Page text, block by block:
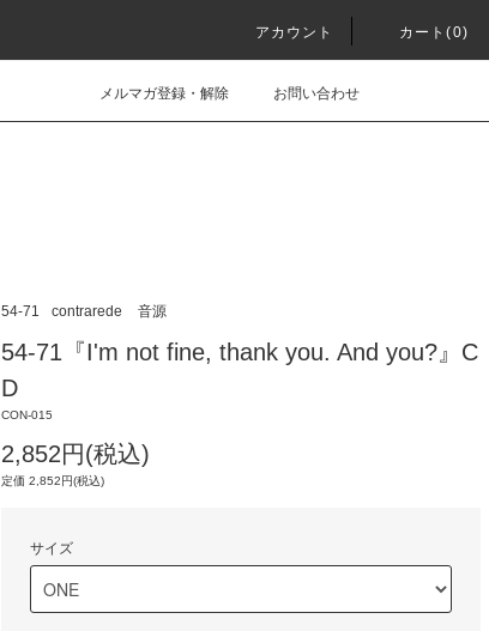
アカウント カート(0)
メルマガ登録・解除 お問い合わせ
54-71 contrarede 音源
54-71『I'm not fine, thank you. And you?』C
D
CON-015
2,852円(税込)
定価 2,852円(税込)
サイズ